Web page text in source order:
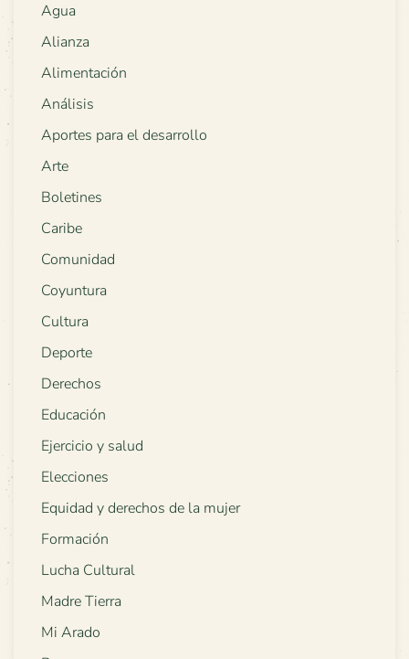
Agua
Alianza
Alimentación
Análisis
Aportes para el desarrollo
Arte
Boletines
Caribe
Comunidad
Coyuntura
Cultura
Deporte
Derechos
Educación
Ejercicio y salud
Elecciones
Equidad y derechos de la mujer
Formación
Lucha Cultural
Madre Tierra
Mi Arado